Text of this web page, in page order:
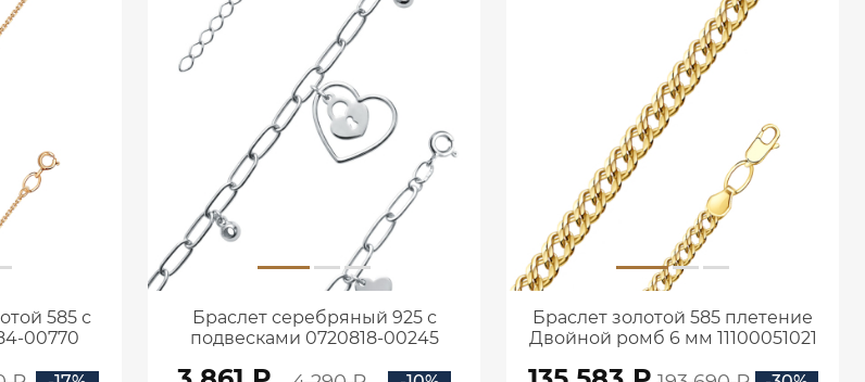
585 с
00770
Браслет серебряный 925 с
подвесками 0720818-00245
Браслет золотой 585 плетение
Двойной ромб 6 мм 11100051021